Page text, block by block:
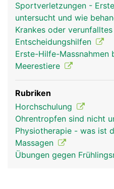
Sportverletzungen -
untersucht und wie
Krankes oder
Entscheidungshilfen
Erste-Hilfe-Massnahmen
Meerestiere
Rubriken
Horchschulung
Ohrentropfen sind nicht
Physiotherapie - was ist
Massagen
Übungen gegen